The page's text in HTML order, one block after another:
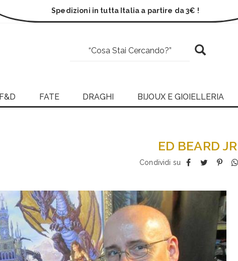
FATE DRAGHI BIJOUX E GIOIELLERIA
Spedizioni in tutta Italia a partire da 3€ !
ED BEARD
Condividi su